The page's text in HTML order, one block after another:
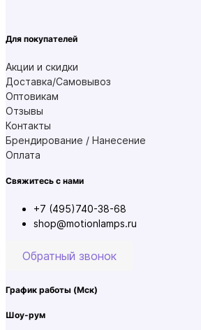
Для покупателей
Акции и скидки
Доставка/Самовывоз
Оптовикам
Отзывы
Контакты
Брендирование / Нанесение
Оплата
Свяжитесь с нами
+7 (495)740-38-68
shop@motionlamps.ru
Обратный звонок
График работы (Мск)
Шоу-рум